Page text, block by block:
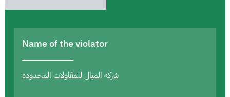
Name of the violator
شركه الميال للمقاولات المحدوده